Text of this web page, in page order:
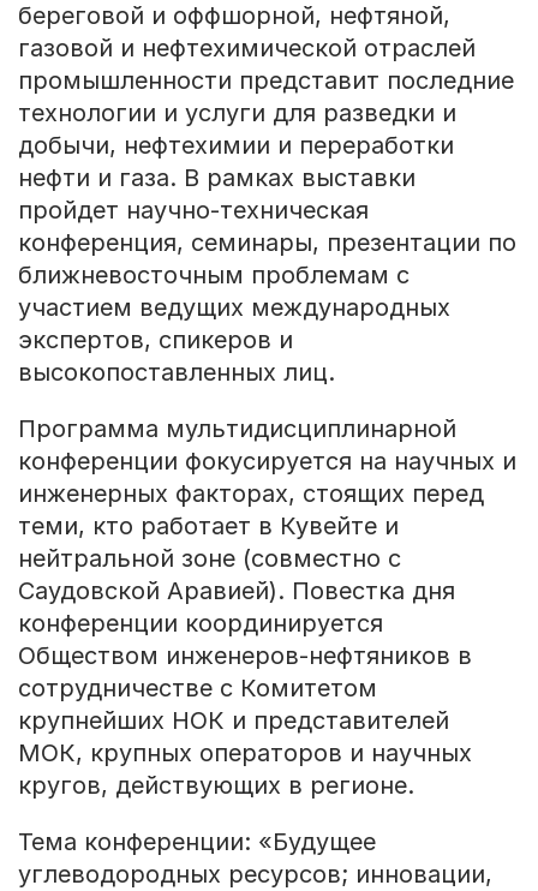
береговой и оффшорной, нефтяной,
газовой и нефтехимической отраслей
промышленности представит последние
технологии и услуги для разведки и
добычи, нефтехимии и переработки
нефти и газа. В рамках выставки
пройдет научно-техническая
конференция, семинары, презентации по
ближневосточным проблемам с
участием ведущих международных
экспертов, спикеров и
высокопоставленных лиц.
Программа мультидисциплинарной
конференции фокусируется на научных и
инженерных факторах, стоящих перед
теми, кто работает в Кувейте и
нейтральной зоне (совместно с
Саудовской Аравией). Повестка дня
конференции координируется
Обществом инженеров-нефтяников в
сотрудничестве с Комитетом
крупнейших НОК и представителей
МОК, крупных операторов и научных
кругов, действующих в регионе.
Тема конференции: «Будущее
углеводородных ресурсов; инновации,